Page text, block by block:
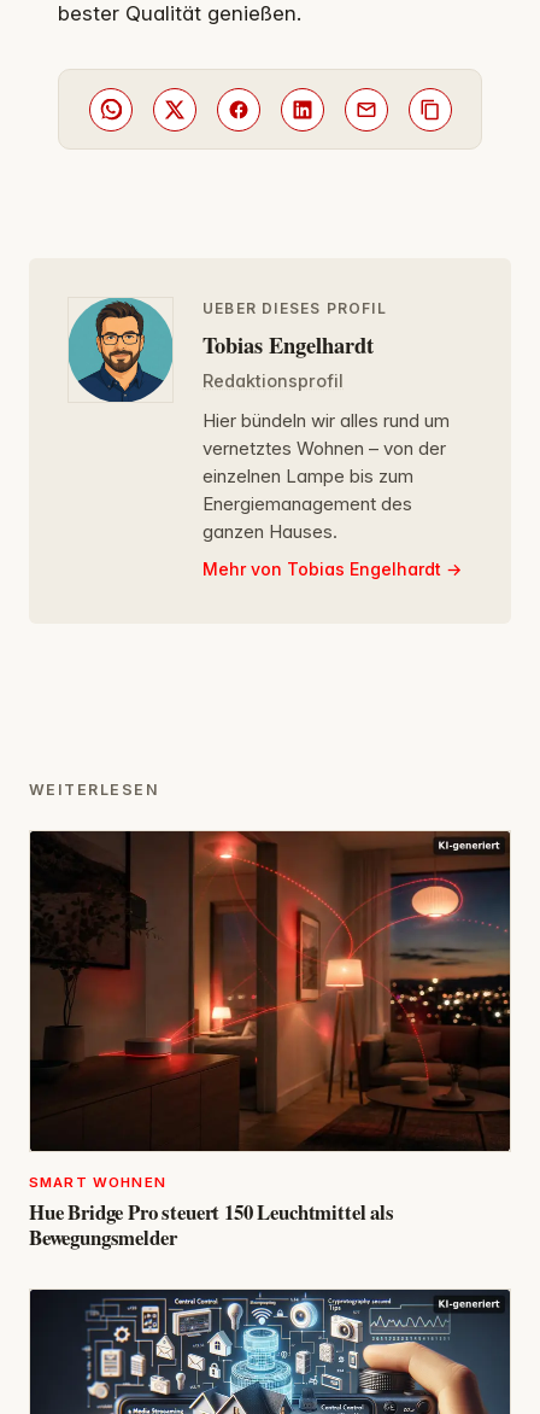
bester Qualität genießen.
UEBER DIESES PROFIL
Tobias Engelhardt
Redaktionsprofil
Hier bündeln wir alles rund um
vernetztes Wohnen – von der
einzelnen Lampe bis zum
Energiemanagement des
ganzen Hauses.
Mehr von Tobias Engelhardt
WEITERLESEN
SMART WOHNEN
Hue Bridge Pro steuert 150 Leuchtmittel als
Bewegungsmelder